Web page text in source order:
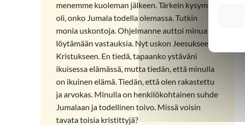
menemme kuoleman jälkeen. Tärkein kysymys
oli, onko Jumala todella olemassa. Tutkin
monia uskontoja. Ohjelmanne auttoi minua
löytämään vastauksia. Nyt uskon Jeesukseen
Kristukseen. En tiedä, tapaanko ystäväni
ikuisessa elämässä, mutta tiedän, että minulla
on ikuinen elämä. Tiedän, että olen rakastettu
ja arvokas. Minulla on henkilökohtainen suhde
Jumalaan ja todellinen toivo. Missä voisin
tavata toisia kristittyjä?